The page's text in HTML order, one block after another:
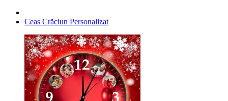
Ceas Crăciun Personalizat